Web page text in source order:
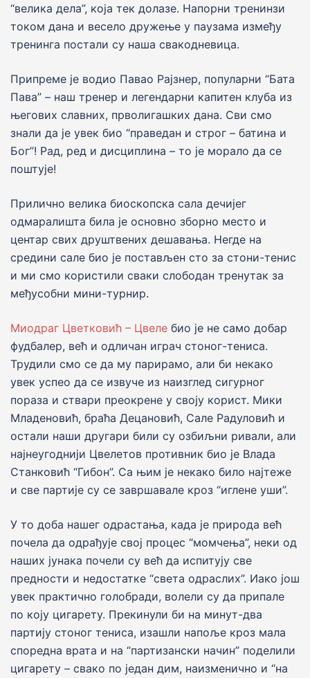
“велика дела”, коjа тек долазе. Напорни тренинзи
током дана и весело дружење у паузама између
тренинга постали су наша свакодневица.
Припреме jе водио Павао Раjзнер, популарни “Бата
Пава” – наш тренер и легендарни капитен клуба из
његових славних, прволигашких дана. Сви смо
знали да jе увек био “праведан и строг – батина и
Бог”! Рад, ред и дисциплина – то jе морало да се
поштуjе!
Прилично велика биоскопска сала дечијег
одмаралишта била је основно зборно место и
центар свих друштвених дешавања. Негде на
средини сале био jе постављен сто за стони-тенис
и ми смо користили сваки слободан тренутак за
међусобни мини-турнир.
Миодраг Цветковић – Цвеле био jе не само добар
фудбалер, већ и одличан играч стоног-тениса.
Трудили смо се да му парирамо, али би некако
увек успео да се извуче из наизглед сигурног
пораза и ствари преокрене у своjу корист. Мики
Младеновић, браћа Децановић, Сале Радуловић и
остали наши другари били су озбиљни ривали, али
наjнеугодниjи Цвелетов противник био jе Влада
Станковић “Гибон”. Са њим jе некако било наjтеже
и све партиjе су се завршавале кроз “иглене уши”.
У то доба нашег одрастања, када jе природа већ
почела да одрађуjе своj процес “момчења”, неки од
наших jунака почели су већ да испитуjу све
предности и недостатке “света одраслих”. Иако jош
увек практично голобради, волели су да припале
по коjу цигарету. Прекинули би на минут-два
партиjу стоног тениса, изашли напоље кроз мала
споредна врата и на “партизански начин” поделили
цигарету – свако по jедан дим, наизменично и “на